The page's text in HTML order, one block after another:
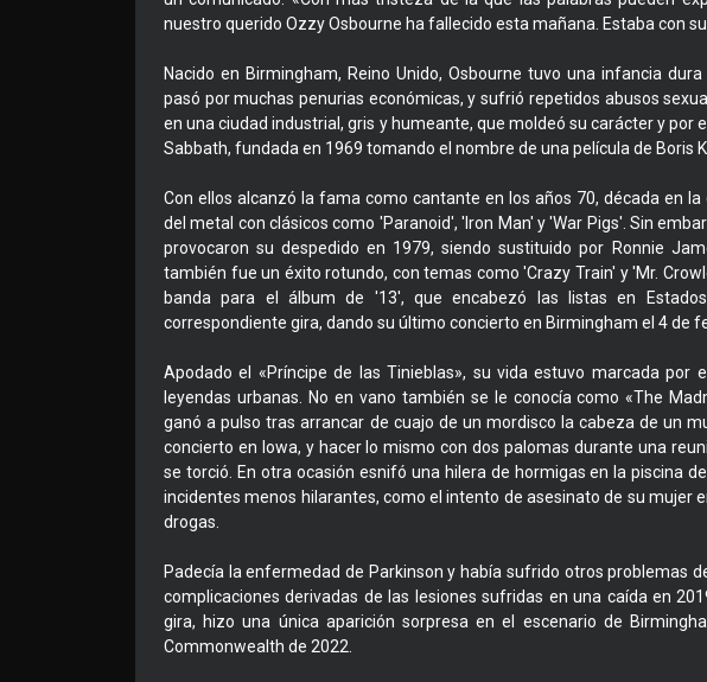
nuestro querido Ozzy Osbourne ha fallecido esta mañana. Estaba con
Nacido en Birmingham, Reino Unido, Osbourne tuvo una infancia
pasó por muchas penurias económicas, y sufrió repetidos abusos
en una ciudad industrial, gris y humeante, que moldeó su carácter y por
Sabbath, fundada en 1969 tomando el nombre de una película de Boris
Con ellos alcanzó la fama como cantante en los años 70, década en
del metal con clásicos como 'Paranoid', 'Iron Man' y 'War Pigs'. Sin
provocaron su despedido en 1979, siendo sustituido por Ronnie
también fue un éxito rotundo, con temas como 'Crazy Train' y 'Mr.
banda para el álbum de '13', que encabezó las listas en
correspondiente gira, dando su último concierto en Birmingham el 4 de
Apodado el «Príncipe de las Tinieblas», su vida estuvo marcada por
leyendas urbanas. No en vano también se le conocía como «The
ganó a pulso tras arrancar de cuajo de un mordisco la cabeza de un
concierto en Iowa, y hacer lo mismo con dos palomas durante una
se torció. En otra ocasión esnifó una hilera de hormigas en la piscina
incidentes menos hilarantes, como el intento de asesinato de su mujer
drogas.
Padecía la enfermedad de Parkinson y había sufrido otros problemas
complicaciones derivadas de las lesiones sufridas en una caída en
gira, hizo una única aparición sorpresa en el escenario de
Commonwealth de 2022.